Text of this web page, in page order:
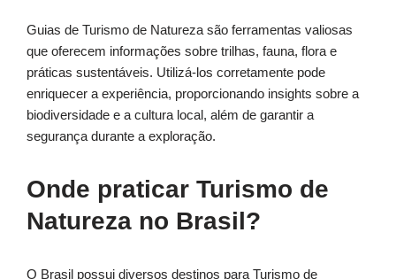
Guias de Turismo de Natureza são ferramentas valiosas
que oferecem informações sobre trilhas, fauna, flora e
práticas sustentáveis. Utilizá-los corretamente pode
enriquecer a experiência, proporcionando insights sobre a
biodiversidade e a cultura local, além de garantir a
segurança durante a exploração.
Onde praticar Turismo de
Natureza no Brasil?
O Brasil possui diversos destinos para Turismo de